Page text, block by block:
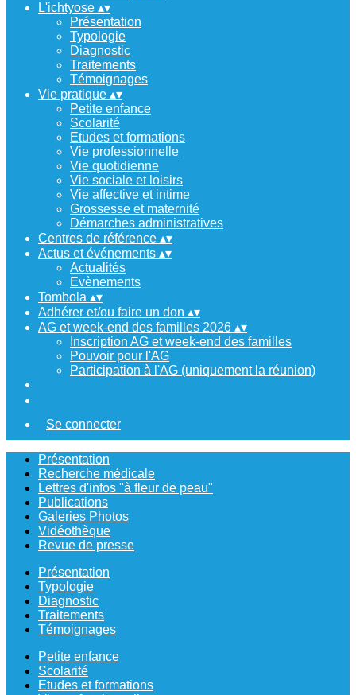
L'ichtyose ▴▾
Présentation
Typologie
Diagnostic
Traitements
Témoignages
Vie pratique ▴▾
Petite enfance
Scolarité
Etudes et formations
Vie professionnelle
Vie quotidienne
Vie sociale et loisirs
Vie affective et intime
Grossesse et maternité
Démarches administratives
Centres de référence ▴▾
Actus et événements ▴▾
Actualités
Evènements
Tombola ▴▾
Adhérer et/ou faire un don ▴▾
AG et week-end des familles 2026 ▴▾
Inscription AG et week-end des familles
Pouvoir pour l'AG
Participation à l'AG (uniquement la réunion)
Se connecter
Présentation
Recherche médicale
Lettres d'infos "à fleur de peau"
Publications
Galeries Photos
Vidéothèque
Revue de presse
Présentation
Typologie
Diagnostic
Traitements
Témoignages
Petite enfance
Scolarité
Etudes et formations